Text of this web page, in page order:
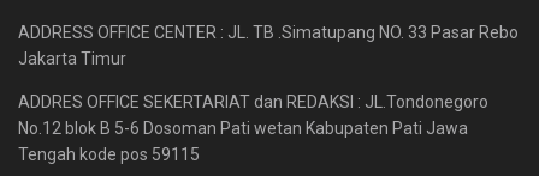
ADDRESS OFFICE CENTER : JL. TB .Simatupang NO. 33 Pasar Rebo
Jakarta Timur
ADDRES OFFICE SEKERTARIAT dan REDAKSI : JL.Tondonegoro
No.12 blok B 5-6 Dosoman Pati wetan Kabupaten Pati Jawa
Tengah kode pos 59115